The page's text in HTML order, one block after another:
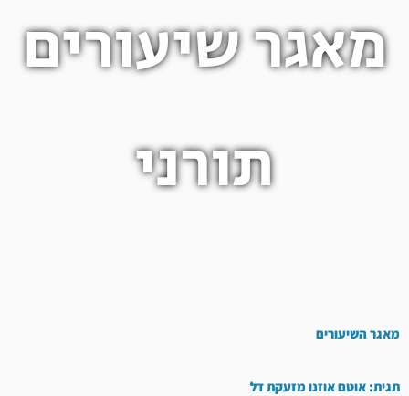
מאגר שיעורים
תורני
מאגר השיעורים
תגית: אוטם אוזנו מזעקת דל